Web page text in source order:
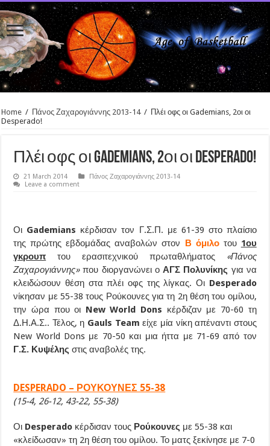
Home / Πάνος Ζαχαρογιάννης 2013-14 / Πλέι οφς οι Gademians, 2οι οι
Desperado!
Πλέι οφς οι Gademians, 2οι οι Desperado!
21 March 2014
Πάνος Ζαχαρογιάννης 2013-14
Leave a comment
Οι Gademians κέρδισαν τον Γ.Σ.Π. με 61-39 στο πλαίσιο
της πρώτης εβδομάδας αναβολών στον Β όμιλοτου 1ου
γκρουπ του ερασιτεχνικού πρωταθλήματος «Πάνος
Ζαχαρογιάννης»που διοργανώνει οΑΓΣ Πολυνίκης για να
κλειδώσουν θέση στα πλέι οφς της λίγκας. Οι Desperado
νίκησαν με 55-38 τους Ρούκουνες για τη 2η θέση του ομίλου,
την ώρα που οι New World Dons κέρδιζαν με 70-60 τη
Δ.Η.Α.Σ.. Τέλος, η Gauls Team είχε μία νίκη απέναντι στους
New World Dons με 70-50 και μια ήττα με 71-69 από τον
Γ.Σ. Κυψέλης στις αναβολές της.
DESPERADO – ΡΟΥΚΟΥΝΕΣ 55-38
(15-4, 26-12, 43-22, 55-38)
Οι Desperado κέρδισαν τους Ρούκουνες με 55-38 και
«κλείδωσαν» τη 2η θέση του ομίλου. Το ματς ξεκίνησε με 7-0